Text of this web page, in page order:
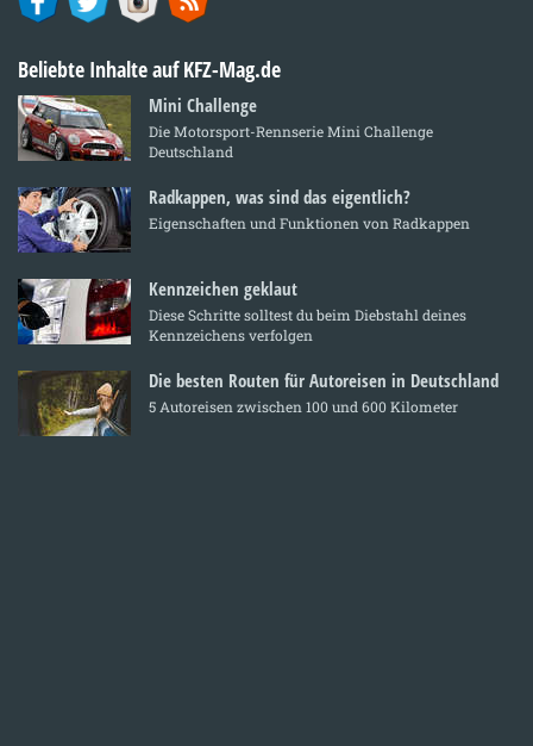
Beliebte Inhalte auf KFZ-Mag.de
Mini Challenge
Die Motorsport-Rennserie Mini Challenge
Deutschland
Radkappen, was sind das eigentlich?
Eigenschaften und Funktionen von Radkappen
Kennzeichen geklaut
Diese Schritte solltest du beim Diebstahl deines
Kennzeichens verfolgen
Die besten Routen für Autoreisen in Deutschland
5 Autoreisen zwischen 100 und 600 Kilometer